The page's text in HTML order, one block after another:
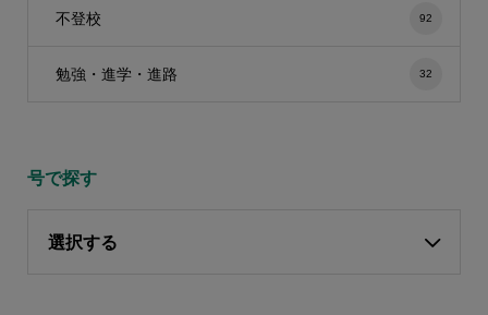
不登校 92
勉強・進学・進路 32
号で探す
選択する